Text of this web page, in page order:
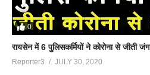
0
रायसेन में 6 पुलिसकर्मियों ने कोरोना से जीती जंग
Reporter3 JULY 30, 2020